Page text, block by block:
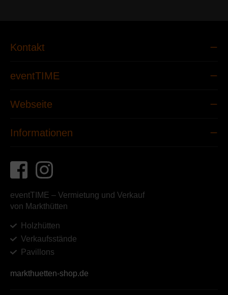
Kontakt
eventTIME
Webseite
Informationen
eventTIME – Vermietung und Verkauf
von Markthütten
Holzhütten
Verkaufsstände
Pavillons
markthuetten-shop.de